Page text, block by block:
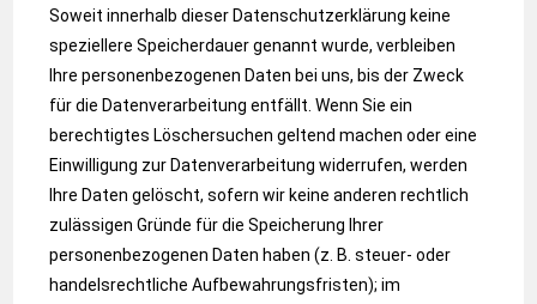
Soweit innerhalb dieser Datenschutzerklärung keine
speziellere Speicherdauer genannt wurde, verbleiben
Ihre personenbezogenen Daten bei uns, bis der Zweck
für die Datenverarbeitung entfällt. Wenn Sie ein
berechtigtes Löschersuchen geltend machen oder eine
Einwilligung zur Datenverarbeitung widerrufen, werden
Ihre Daten gelöscht, sofern wir keine anderen rechtlich
zulässigen Gründe für die Speicherung Ihrer
personenbezogenen Daten haben (z. B. steuer- oder
handelsrechtliche Aufbewahrungsfristen); im